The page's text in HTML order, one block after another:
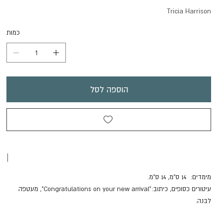
Tricia Harrison
כמות
הוספה לסל
|
מימדים: 14 ס"מ, 14 ס"מ.
עיטורים כסופים, כיתוב:"Congratulations on your new arrival", מעטפה
לבנה.